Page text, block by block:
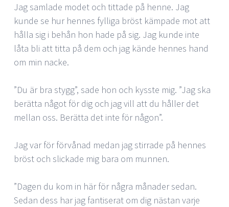
Jag samlade modet och tittade på henne. Jag
kunde se hur hennes fylliga bröst kämpade mot att
hålla sig i behån hon hade på sig. Jag kunde inte
låta bli att titta på dem och jag kände hennes hand
om min nacke.
”Du är bra stygg”, sade hon och kysste mig. ”Jag ska
berätta något för dig och jag vill att du håller det
mellan oss. Berätta det inte för någon”.
Jag var för förvånad medan jag stirrade på hennes
bröst och slickade mig bara om munnen.
”Dagen du kom in här för några månader sedan.
Sedan dess har jag fantiserat om dig nästan varje